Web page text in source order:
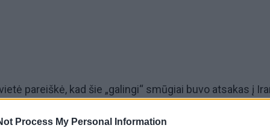
Process My Personal Information
pareiškė, kad šie „galingi“ smūgiai buvo atsakas į
taikosi į komercinius laivus ir juos puola“.